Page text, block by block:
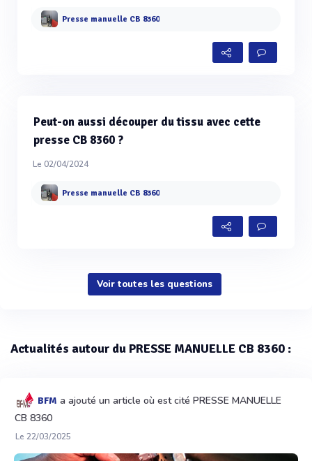
Presse manuelle CB 8360
Peut-on aussi découper du tissu avec cette
presse CB 8360 ?
Le 02/04/2024
Presse manuelle CB 8360
Voir toutes les questions
Actualités autour du PRESSE MANUELLE CB 8360 :
BFM a ajouté un article où est cité PRESSE MANUELLE
CB 8360
Le 22/03/2025